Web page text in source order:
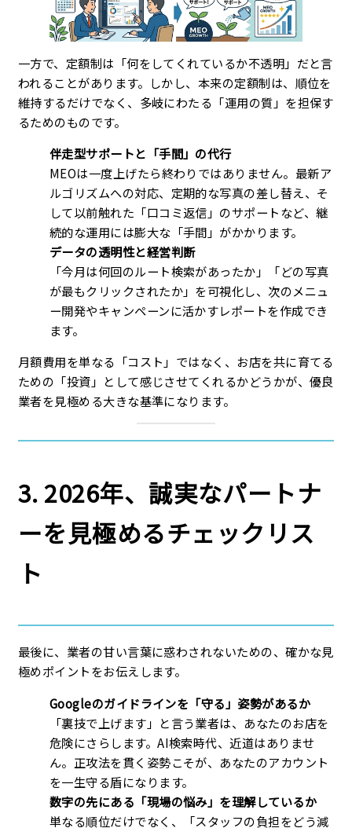
一方で、定額制は「何をしてくれているか不透明」だと言
われることがあります。しかし、本来の定額制は、順位を
維持するだけでなく、多岐にわたる「運用の質」を担保す
るためのものです。
伴走型サポートと「手間」の代行
MEOは一度上げたら終わりではありません。最新ア
ルゴリズムへの対応、定期的な写真の差し替え、そ
して以前触れた「口コミ返信」のサポートなど、継
続的な運用には膨大な「手間」がかかります。
データの透明性と経営判断
「今月は何回のルート検索があったか」「どの写真
が最もクリックされたか」を可視化し、次のメニュ
ー開発やキャンペーンに活かすレポートを作成でき
ます。
月額費用を単なる「コスト」ではなく、お店を共に育てる
ための「投資」として感じさせてくれるかどうかが、優良
業者を見極める大きな基準になります。
3. 2026年、誠実なパートナ
ーを見極めるチェックリス
ト
最後に、業者の甘い言葉に惑わされないための、確かな見
極めポイントをお伝えします。
Googleのガイドラインを「守る」姿勢があるか
「裏技で上げます」と言う業者は、あなたのお店を
危険にさらします。AI検索時代、近道はありませ
ん。正攻法を貫く姿勢こそが、あなたのアカウント
を一生守る盾になります。
数字の先にある「現場の悩み」を理解しているか
単なる順位だけでなく、「スタッフの負担をどう減